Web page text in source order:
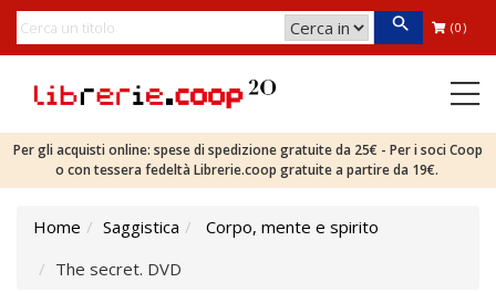
(0)
Per gli acquisti online: spese di spedizione gratuite da 25€ - Per i soci Coop
o con tessera fedeltà Librerie.coop gratuite a partire da 19€.
Home Saggistica
Corpo, mente e spirito
The secret. DVD